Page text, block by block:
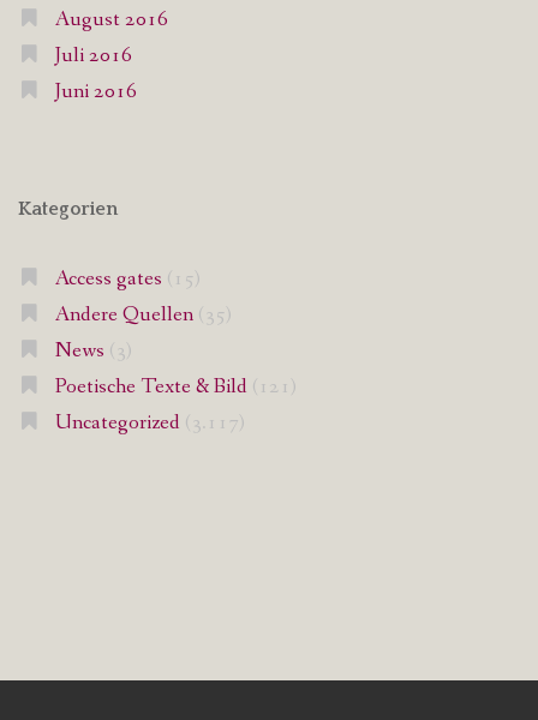
August 2016
Juli 2016
Juni 2016
Kategorien
Access gates (15)
Andere Quellen(35)
News (3)
Poetische Texte & Bild (121)
Uncategorized (3.117)